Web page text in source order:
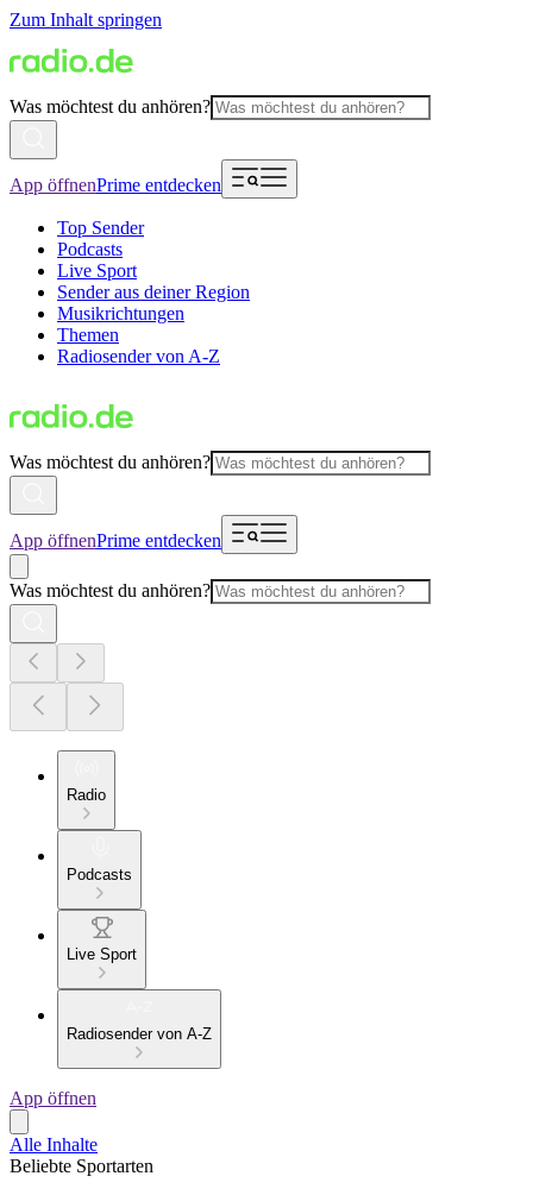
Zum Inhalt springen
Was möchtest du anhören?
App öffnenPrime entdecken
Top Sender
Podcasts
Live Sport
Sender aus deiner Region
Musikrichtungen
Themen
Radiosender von A-Z
Was möchtest du anhören?
App öffnenPrime entdecken
Was möchtest du anhören?
Radio
Podcasts
Live Sport
Radiosender von A-Z
App öffnen
Alle Inhalte
Beliebte Sportarten